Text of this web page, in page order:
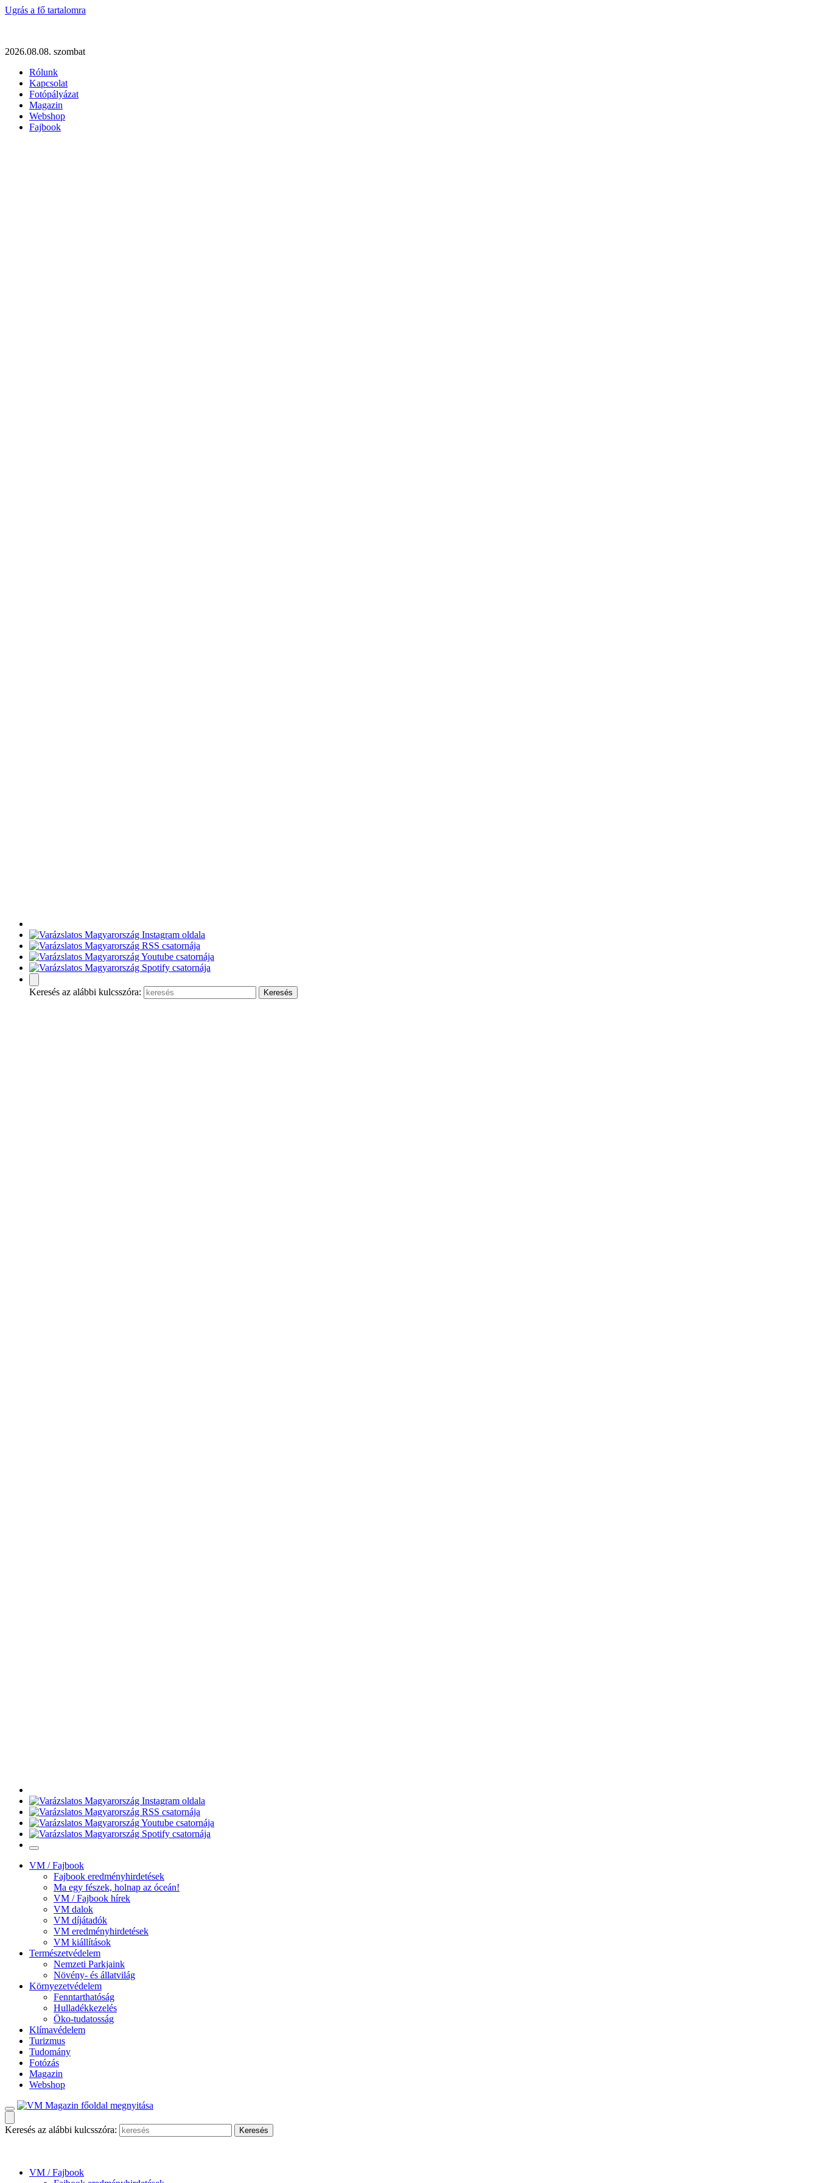
Ugrás a fő tartalomra
2026.08.08. szombat
Rólunk
Kapcsolat
Fotópályázat
Magazin
Webshop
Fajbook
Keresés az alábbi kulcsszóra:
VM / Fajbook
Fajbook eredményhirdetések
Ma egy fészek, holnap az óceán!
VM / Fajbook hírek
VM dalok
VM díjátadók
VM eredményhirdetések
VM kiállítások
Természetvédelem
Nemzeti Parkjaink
Növény- és állatvilág
Környezetvédelem
Fenntarthatóság
Hulladékkezelés
Öko-tudatosság
Klímavédelem
Turizmus
Tudomány
Fotózás
Magazin
Webshop
Keresés az alábbi kulcsszóra:
VM / Fajbook